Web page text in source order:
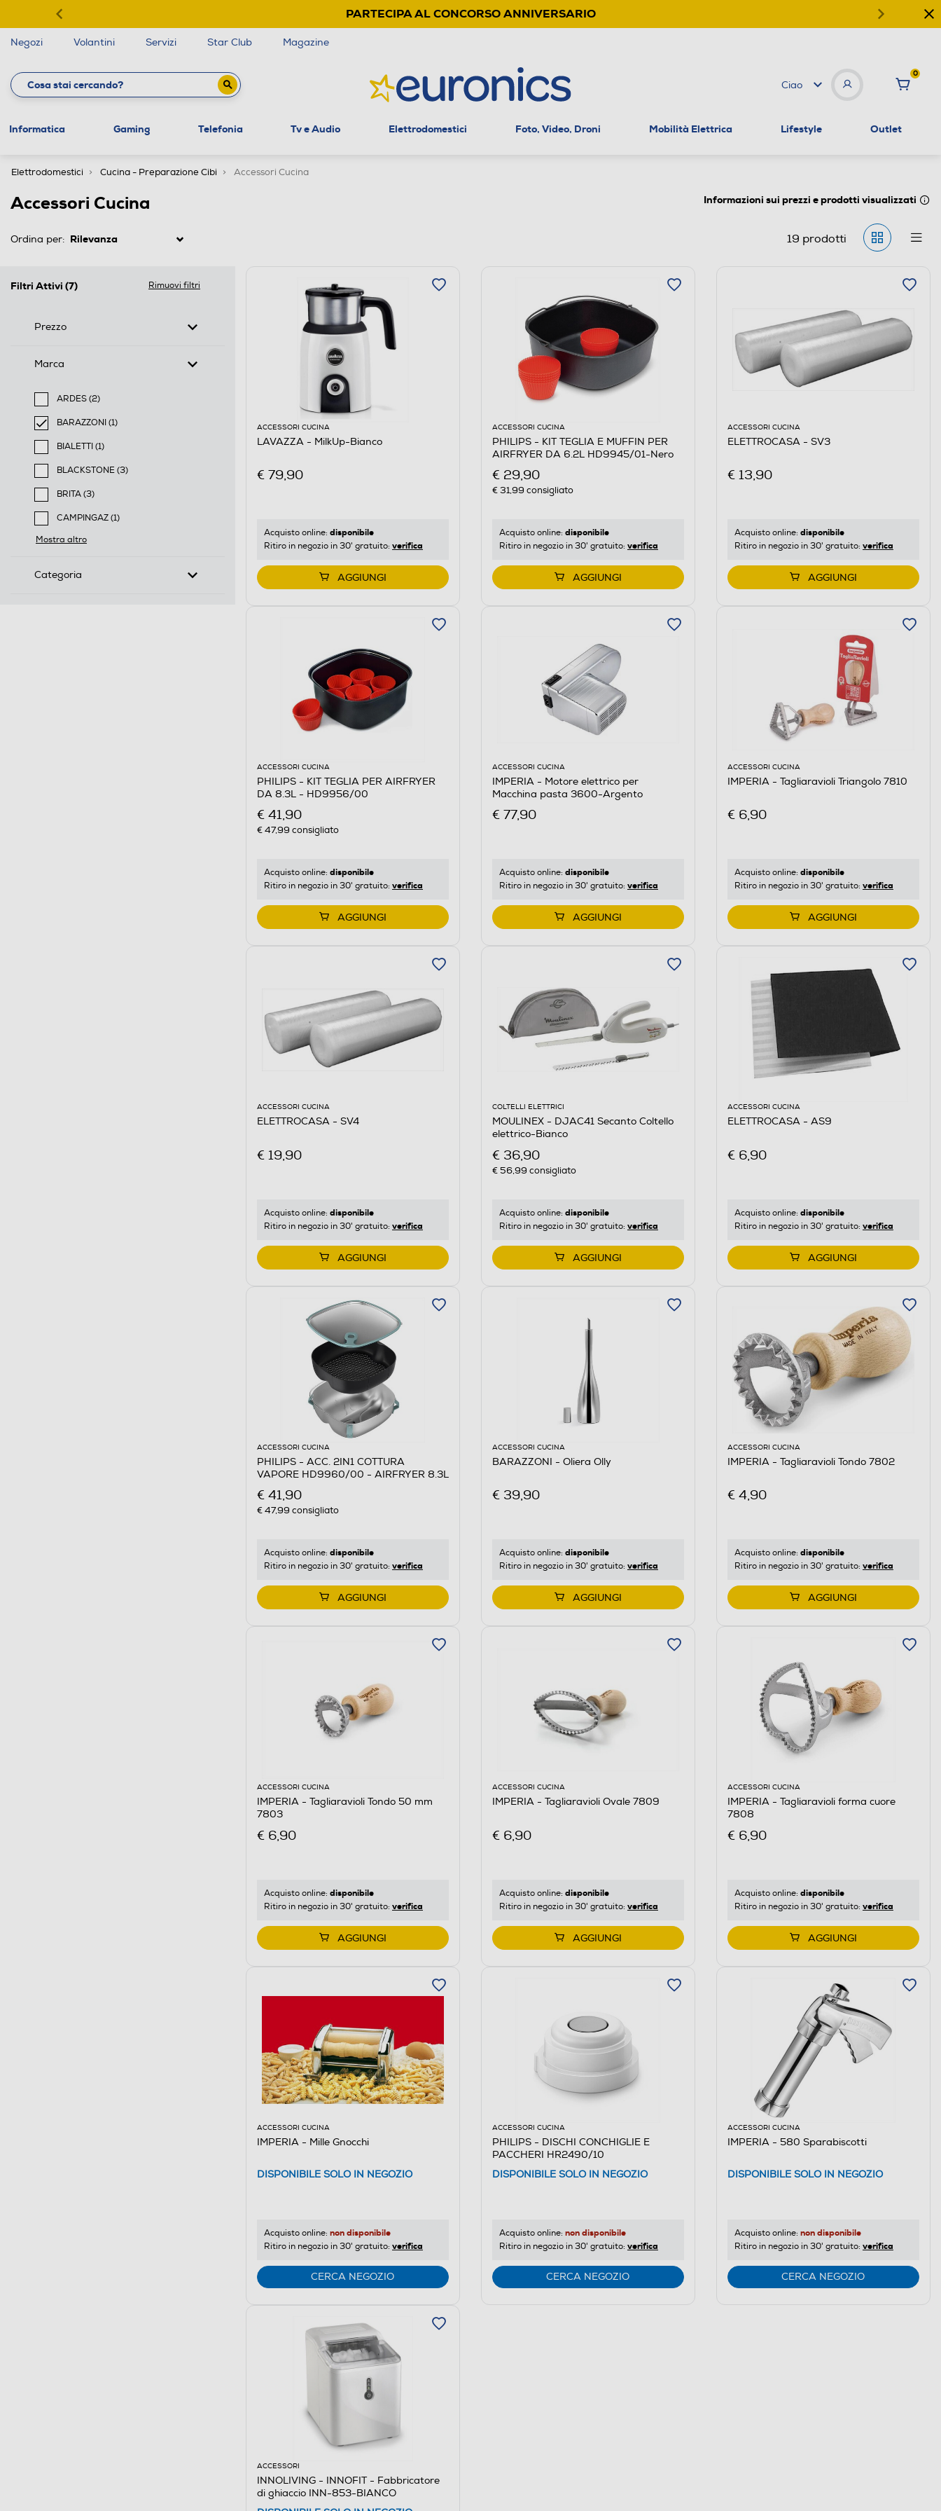
PARTECIPA AL CONCORSO ANNIVERSARIO
Negozi Volantini Servizi Star Club Magazine
Ciao
0
Informatica Gaming Telefonia Tv e Audio Elettrodomestici Foto, Video, Droni Mobilità Elettrica Lifestyle Outlet
Elettrodomestici Cucina - Preparazione Cibi Accessori Cucina
Accessori Cucina Informazioni sui prezzi e prodotti visualizzati
Ordina per: 19 prodotti
Filtri Attivi (7) Rimuovi filtri
Prezzo
Marca
ARDES (2)
Filtra per Marca: ARDES
BARAZZONI (1)
selected Filtro applicato per Marca: BARAZZONI
BIALETTI (1)
Filtra per Marca: BIALETTI
BLACKSTONE (3)
Filtra per Marca: BLACKSTONE
BRITA (3)
Filtra per Marca: BRITA
CAMPINGAZ (1)
Filtra per Marca: CAMPINGAZ
Mostra altro
Categoria
ACCESSORI CUCINA
LAVAZZA - MilkUp-Bianco
€ 79,90
Acquisto online: disponibile
Ritiro in negozio in 30' gratuito: verifica
AGGIUNGI
ACCESSORI CUCINA
PHILIPS - KIT TEGLIA E MUFFIN PER
AIRFRYER DA 6.2L HD9945/01-Nero
€ 29,90
€ 31,99 consigliato
Acquisto online: disponibile
Ritiro in negozio in 30' gratuito: verifica
AGGIUNGI
ACCESSORI CUCINA
ELETTROCASA - SV3
€ 13,90
Acquisto online: disponibile
Ritiro in negozio in 30' gratuito: verifica
AGGIUNGI
ACCESSORI CUCINA
PHILIPS - KIT TEGLIA PER AIRFRYER
DA 8.3L - HD9956/00
€ 41,90
€ 47,99 consigliato
Acquisto online: disponibile
Ritiro in negozio in 30' gratuito: verifica
AGGIUNGI
ACCESSORI CUCINA
IMPERIA - Motore elettrico per
Macchina pasta 3600-Argento
€ 77,90
Acquisto online: disponibile
Ritiro in negozio in 30' gratuito: verifica
AGGIUNGI
ACCESSORI CUCINA
IMPERIA - Tagliaravioli Triangolo 7810
€ 6,90
Acquisto online: disponibile
Ritiro in negozio in 30' gratuito: verifica
AGGIUNGI
ACCESSORI CUCINA
ELETTROCASA - SV4
€ 19,90
Acquisto online: disponibile
Ritiro in negozio in 30' gratuito: verifica
AGGIUNGI
COLTELLI ELETTRICI
MOULINEX - DJAC41 Secanto Coltello
elettrico-Bianco
€ 36,90
€ 56,99 consigliato
Acquisto online: disponibile
Ritiro in negozio in 30' gratuito: verifica
AGGIUNGI
ACCESSORI CUCINA
ELETTROCASA - AS9
€ 6,90
Acquisto online: disponibile
Ritiro in negozio in 30' gratuito: verifica
AGGIUNGI
ACCESSORI CUCINA
PHILIPS - ACC. 2IN1 COTTURA
VAPORE HD9960/00 - AIRFRYER 8.3L
€ 41,90
€ 47,99 consigliato
Acquisto online: disponibile
Ritiro in negozio in 30' gratuito: verifica
AGGIUNGI
ACCESSORI CUCINA
BARAZZONI - Oliera Olly
€ 39,90
Acquisto online: disponibile
Ritiro in negozio in 30' gratuito: verifica
AGGIUNGI
ACCESSORI CUCINA
IMPERIA - Tagliaravioli Tondo 7802
€ 4,90
Acquisto online: disponibile
Ritiro in negozio in 30' gratuito: verifica
AGGIUNGI
ACCESSORI CUCINA
IMPERIA - Tagliaravioli Tondo 50 mm
7803
€ 6,90
Acquisto online: disponibile
Ritiro in negozio in 30' gratuito: verifica
AGGIUNGI
ACCESSORI CUCINA
IMPERIA - Tagliaravioli Ovale 7809
€ 6,90
Acquisto online: disponibile
Ritiro in negozio in 30' gratuito: verifica
AGGIUNGI
ACCESSORI CUCINA
IMPERIA - Tagliaravioli forma cuore
7808
€ 6,90
Acquisto online: disponibile
Ritiro in negozio in 30' gratuito: verifica
AGGIUNGI
ACCESSORI CUCINA
IMPERIA - Mille Gnocchi
DISPONIBILE SOLO IN NEGOZIO
Acquisto online: non disponibile
Ritiro in negozio in 30' gratuito: verifica
CERCA NEGOZIO
ACCESSORI CUCINA
PHILIPS - DISCHI CONCHIGLIE E
PACCHERI HR2490/10
DISPONIBILE SOLO IN NEGOZIO
Acquisto online: non disponibile
Ritiro in negozio in 30' gratuito: verifica
CERCA NEGOZIO
ACCESSORI CUCINA
IMPERIA - 580 Sparabiscotti
DISPONIBILE SOLO IN NEGOZIO
Acquisto online: non disponibile
Ritiro in negozio in 30' gratuito: verifica
CERCA NEGOZIO
ACCESSORI
INNOLIVING - INNOFIT - Fabbricatore
di ghiaccio INN-853-BIANCO